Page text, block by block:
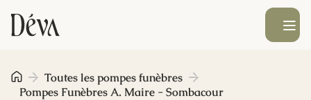
Obsèques
Ouvrir le
Toutes les pompes funèbres
Pompes Funèbres A. Maire - Sombacour